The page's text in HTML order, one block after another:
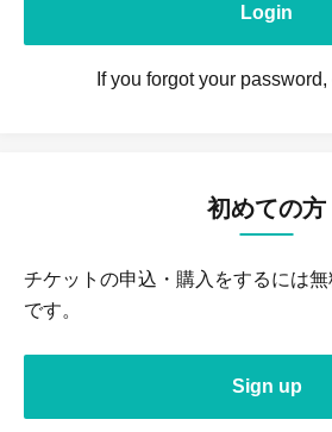
Login
If you forgot your
初めての方
チケットの申込・購入をするには
です。
Sign up